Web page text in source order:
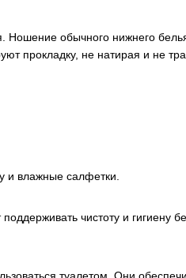
Ношение обычного нижнего
прокладку, не натирая и не
и влажные салфетки.
чистоту и гигиену